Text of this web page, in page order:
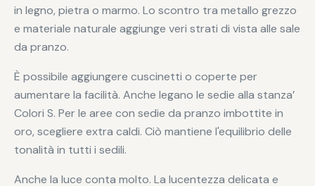
in legno, pietra o marmo. Lo scontro tra metallo grezzo
e materiale naturale aggiunge veri strati di vista alle sale
da pranzo.
È possibile aggiungere cuscinetti o coperte per
aumentare la facilità. Anche legano le sedie alla stanza’
Colori S. Per le aree con sedie da pranzo imbottite in
oro, scegliere extra caldi. Ciò mantiene l'equilibrio delle
tonalità in tutti i sedili.
Anche la luce conta molto. La lucentezza delicata e